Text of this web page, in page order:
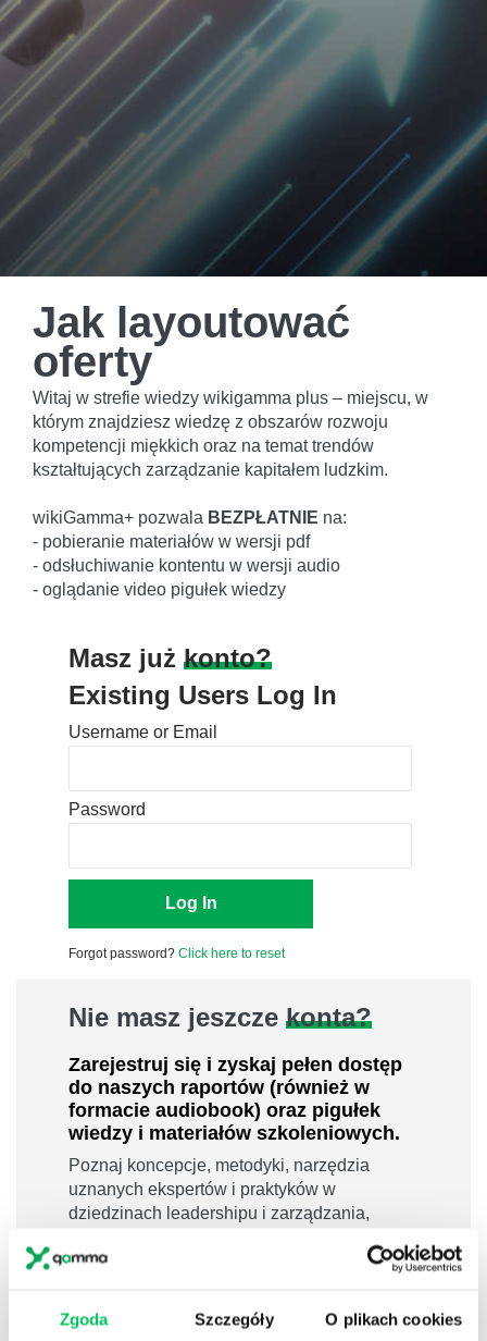
Zgoda Szczegóły O plikach cookies
Jak layoutować
oferty
Witaj w strefie wiedzy wikigamma plus – miejscu, w
którym znajdziesz wiedzę z obszarów rozwoju
kompetencji miękkich oraz na temat trendów
kształtujących zarządzanie kapitałem ludzkim.
wikiGamma+ pozwala BEZPŁATNIE na:
- pobieranie materiałów w wersji pdf
- odsłuchiwanie kontentu w wersji audio
- oglądanie video pigułek wiedzy
Masz już konto?
Existing Users Log In
Username or Email
Password
Forgot password? Click here to reset
Nie masz jeszcze konta?
Zarejestruj się i zyskaj pełen dostęp
do naszych raportów (również w
formacie audiobook) oraz pigułek
wiedzy i materiałów szkoleniowych.
Poznaj koncepcje, metodyki, narzędzia
uznanych ekspertów i praktyków w
dziedzinach leadershipu i zarządzania,
efektywności osobistej.
40 filmów edukacyjnych